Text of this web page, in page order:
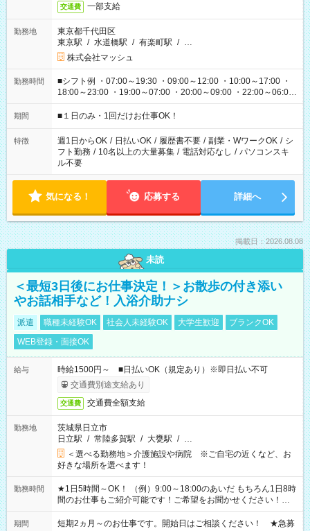
交通費 一部支給
勤務地
東京都千代田区
東京駅 / 水道橋駅 / 有楽町駅 / …
株式会社マッシュ
勤務時間
■シフト例 ・07:00～19:30 ・09:00～12:00 ・10:00～17:00 ・
18:00～23:00 ・19:00～07:00 ・20:00～09:00 ・22:00～06:00
etc ★最短で3時間で5,120円のお仕事から 15時間で2万円近く稼
げるお仕事も！ ご希望のお時間に合わせてご紹介！ ※シフトは
ください！
期間 ■１日のみ・1回だけお仕事OK！
特徴 週1日からOK / 日払いOK / 履歴書不要 / 副業・WワークOK / シ
フト勤務 / 10名以上の大量募集 / 電話対応なし / パソコンスキ
ル不要
気になる！ 応募する 詳細へ
掲載日：2026.08.08
未読
＜最短3日後にお仕事決定！＞お散歩の付き添い
やお話相手など！入浴介助ナシ
派遣 職種未経験OK 社会人未経験OK 大学生歓迎
ブランクOK
WEB登録・面接OK
給与
時給1500円～ ■日払いOK（規定あり）※即日払い不可
交通費別途支給あり
交通費 交通費全額支給
勤務地
茨城県日立市
日立駅 / 常陸多賀駅 / 大甕駅 / …
＜選べる勤務地＞介護施設や病院 ※ご自宅の近くなど、お
好きな場所を選べます！
勤務時間
★1日5時間～OK！ （例）9:00～18:00のあいだ もちろん1日8時
間のお仕事もご紹介可能です！ご希望をお聞かせください！★
家庭の都合でお休みが必要な場合も遠慮なくご相談ください。
※週最低15時間以上の勤務が必要です
期間
短期2ヵ月～のお仕事です。開始日はご相談ください！ ★急募